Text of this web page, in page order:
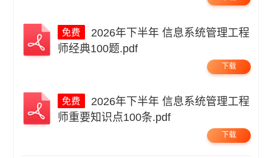
师经典100题.pdf
下载
师重要知识点100条.pdf
下载